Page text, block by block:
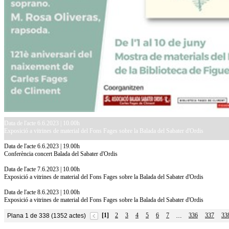
Data de l'acte 6.6.2023 | 10.00h
Exposició a vitrines de material del Fons Fages sobre la Balada del Sabater d'Ordis
Data de l'acte 6.6.2023 | 19.00h
Conferència concert Balada del Sabater d'Ordis
Data de l'acte 7.6.2023 | 10.00h
Exposició a vitrines de material del Fons Fages sobre la Balada del Sabater d'Ordis
Data de l'acte 8.6.2023 | 10.00h
Exposició a vitrines de material del Fons Fages sobre la Balada del Sabater d'Ordis
Plana 1 de 338 (1352 actes) [1] 2 3 4 5 6 7 … 336 337